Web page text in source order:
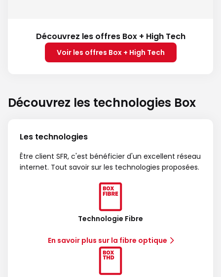
Découvrez les offres Box + High Tech
Voir les offres Box + High Tech
Découvrez les technologies Box
Les technologies
Être client SFR, c'est bénéficier d'un excellent réseau
internet. Tout savoir sur les technologies proposées.
Technologie Fibre
En savoir plus sur la fibre optique